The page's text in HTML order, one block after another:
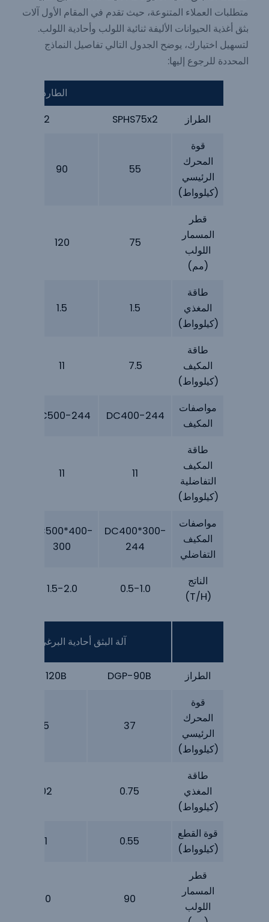
متطلبات العملاء المتنوعة، حيث تقدم في المقام الأول آلات
بثق أغذية الحيوانات الأليفة ثنائية اللولب وأحادية اللولب.
لتسهيل اختيارك، يوضح الجدول التالي تفاصيل النماذج
المحددة للرجوع إليها:
الطارد ثنائي
الطراز
SPHS75x2
SPHS120*2
قوة
المحرك
الرئيسي
(كيلوواط)
55
90
قطر
المسمار
اللولب
(مم)
75
120
طاقة
المغذي
(كيلوواط)
1.5
1.5
طاقة
المكيف
(كيلوواط)
7.5
11
مواصفات
المكيف
DC400-244
DC500-244
طاقة
المكيف
التفاضلية
(كيلوواط)
11
11
مواصفات
المكيف
التفاضلي
DC400*300-
244
DC500*400-
300
الناتج
(T/H)
0.5-1.0
1.5-2.0
آلة البثق أحادية البرغي ذات
الطراز DGP-90B
DGP-120B
قوة
المحرك
الرئيسي
(كيلوواط)
37
55
طاقة
المغذي
(كيلوواط)
0.75
202
قوة القطع
(كيلوواط)
0.55
1.1
قطر
المسمار
اللولب
90
120